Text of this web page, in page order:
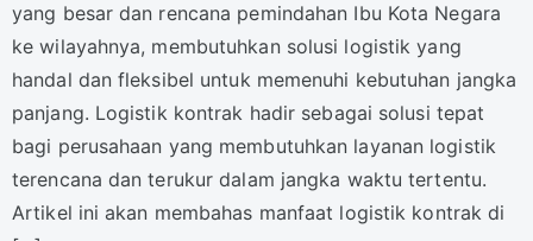
yang besar dan rencana pemindahan Ibu Kota Negara
ke wilayahnya, membutuhkan solusi logistik yang
handal dan fleksibel untuk memenuhi kebutuhan jangka
panjang. Logistik kontrak hadir sebagai solusi tepat
bagi perusahaan yang membutuhkan layanan logistik
terencana dan terukur dalam jangka waktu tertentu.
Artikel ini akan membahas manfaat logistik kontrak di